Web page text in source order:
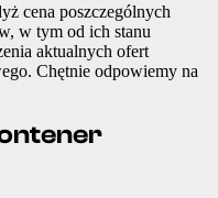
cena poszczególnych
w tym od ich stanu
aktualnych ofert
Chętnie odpowiemy na